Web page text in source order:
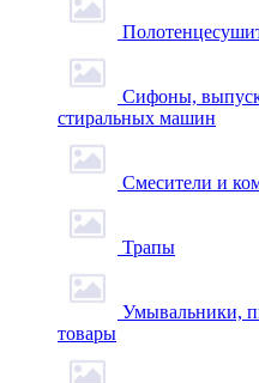
Сифоны,
стиральных машин
Смесители и
Трапы
Умывальники,
товары